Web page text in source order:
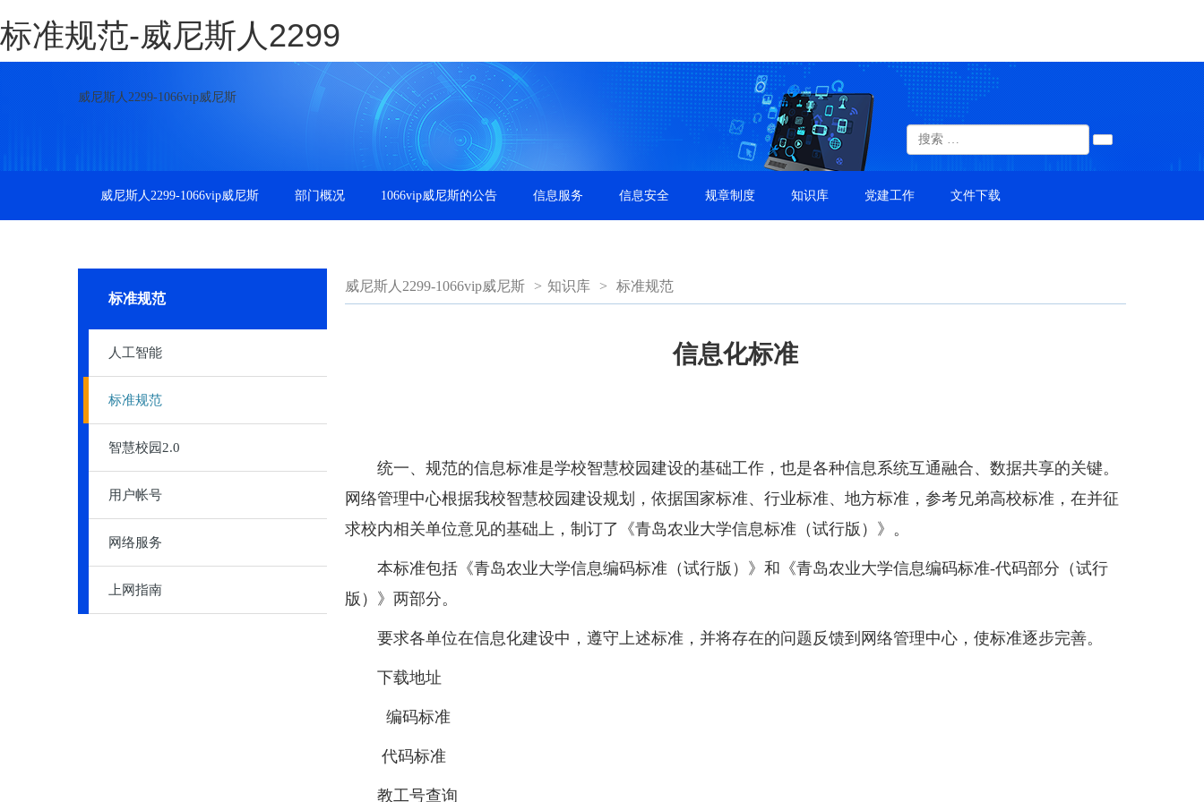
标准规范-威尼斯人2299
威尼斯人2299-1066vip威尼斯
威尼斯人2299-1066vip威尼斯 部门概况 1066vip威尼斯的公告 信息服务 信息安全 规章制度 知识库 党建工作 文件下载
标准规范
人工智能
标准规范
智慧校园2.0
用户帐号
网络服务
上网指南
威尼斯人2299-1066vip威尼斯 > 知识库 > 标准规范
信息化标准
统一、规范的信息标准是学校智慧校园建设的基础工作，也是各种信息系统互通融合、数据共享的关键。
网络管理中心根据我校智慧校园建设规划，依据国家标准、行业标准、地方标准，参考兄弟高校标准，在并征
求校内相关单位意见的基础上，制订了《青岛农业大学信息标准（试行版）》。
本标准包括《青岛农业大学信息编码标准（试行版）》和《青岛农业大学信息编码标准-代码部分（试行
版）》两部分。
要求各单位在信息化建设中，遵守上述标准，并将存在的问题反馈到网络管理中心，使标准逐步完善。
下载地址
编码标准
代码标准
教工号查询